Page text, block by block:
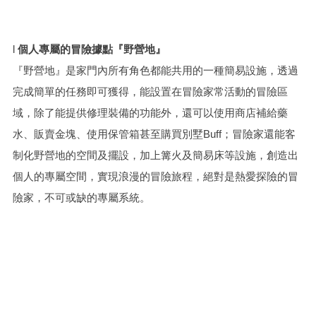
l個人專屬的冒險據點『野營地』
『野營地』是家門內所有角色都能共用的一種簡易設施，透過
完成簡單的任務即可獲得，能設置在冒險家常活動的冒險區
域，除了能提供修理裝備的功能外，還可以使用商店補給藥
水、販賣金塊、使用保管箱甚至購買別墅Buff；冒險家還能客
制化野營地的空間及擺設，加上篝火及簡易床等設施，創造出
個人的專屬空間，實現浪漫的冒險旅程，絕對是熱愛探險的冒
險家，不可或缺的專屬系統。